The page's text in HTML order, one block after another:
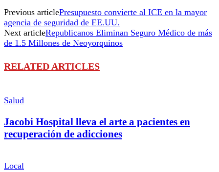
Previous articlePresupuesto convierte al ICE en la mayor
agencia de seguridad de EE.UU.
Next articleRepublicanos Eliminan Seguro Médico de más
de 1.5 Millones de Neoyorquinos
RELATED ARTICLES
Salud
Jacobi Hospital lleva el arte a pacientes en
recuperación de adicciones
Local